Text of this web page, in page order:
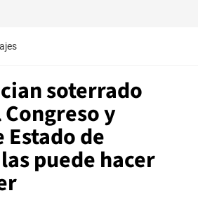
soterrado
y
Estado de
puede hacer